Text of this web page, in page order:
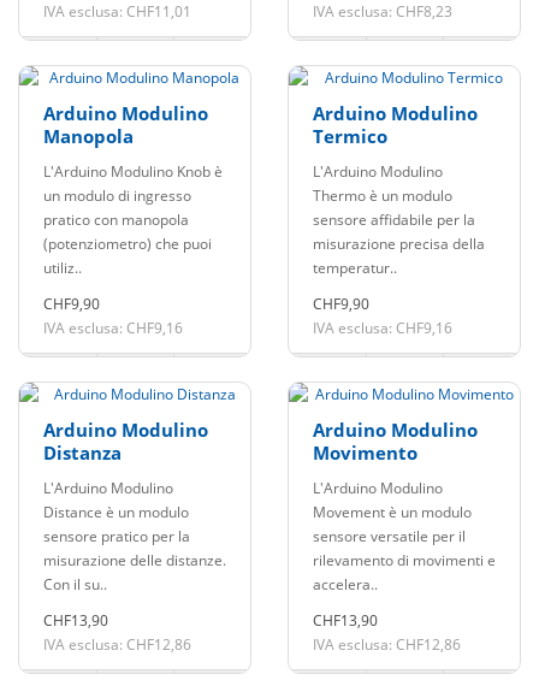
IVA esclusa: CHF11,01
IVA esclusa: CHF8,23
Arduino Modulino
Manopola
L'Arduino Modulino Knob è
un modulo di ingresso
pratico con manopola
(potenziometro) che puoi
utiliz..
CHF9,90
IVA esclusa: CHF9,16
Arduino Modulino
Termico
L'Arduino Modulino
Thermo è un modulo
sensore affidabile per la
misurazione precisa della
temperatur..
CHF9,90
IVA esclusa: CHF9,16
Arduino Modulino
Distanza
L'Arduino Modulino
Distance è un modulo
sensore pratico per la
misurazione delle distanze.
Con il su..
CHF13,90
IVA esclusa: CHF12,86
Arduino Modulino
Movimento
L'Arduino Modulino
Movement è un modulo
sensore versatile per il
rilevamento di movimenti e
accelera..
CHF13,90
IVA esclusa: CHF12,86